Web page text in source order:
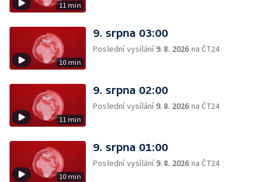
11 min
10 min
9. srpna 03:00
Poslední vysílání9. 8. 2026 na ČT24
11 min
9. srpna 02:00
Poslední vysílání9. 8. 2026 na ČT24
10 min
9. srpna 01:00
Poslední vysílání9. 8. 2026 na ČT24